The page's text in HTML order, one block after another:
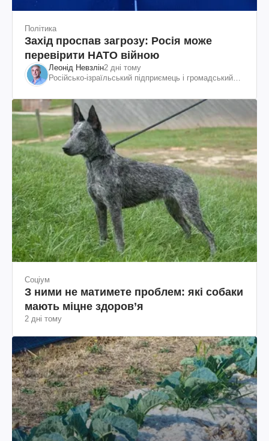
Політика
Захід проспав загрозу: Росія може
перевірити НАТО війною
Леонід Невзлін2 дні тому
Російсько-ізраїльський підприємець і громадський
Соціум
З ними не матимете проблем: які собаки
мають міцне здоров’я
2 дні тому